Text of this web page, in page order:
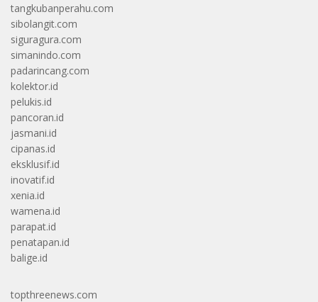
tangkubanperahu.com
sibolangit.com
siguragura.com
simanindo.com
padarincang.com
kolektor.id
pelukis.id
pancoran.id
jasmani.id
cipanas.id
eksklusif.id
inovatif.id
xenia.id
wamena.id
parapat.id
penatapan.id
balige.id
topthreenews.com